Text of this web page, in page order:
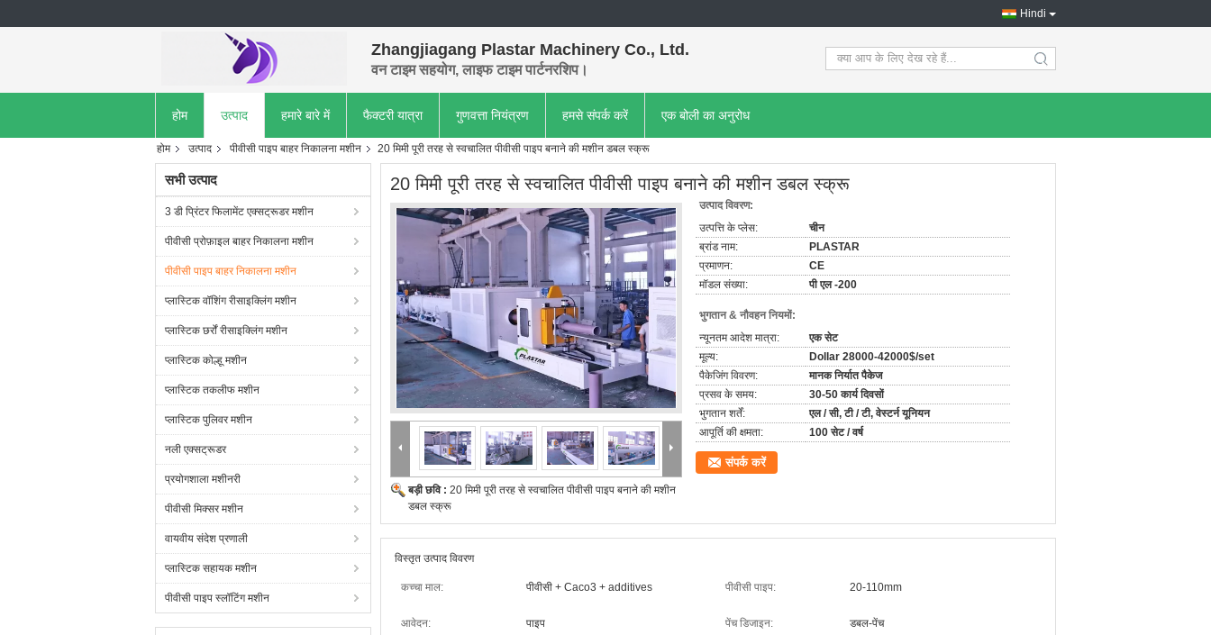
Hindi
Zhangjiagang Plastar Machinery Co., Ltd.
वन टाइम सहयोग, लाइफ टाइम पार्टनरशिप। search
होम उत्पाद हमारे बारे में फैक्टरी यात्रा गुणवत्ता नियंत्रण हमसे संपर्क करें एक बोली का अनुरोध
होम उत्पाद पीवीसी पाइप बाहर निकालना मशीन 20 मिमी पूरी तरह से स्वचालित पीवीसी पाइप बनाने की मशीन डबल स्क्रू
सभी उत्पाद
3 डी प्रिंटर फिलामेंट एक्सट्रूडर मशीन
पीवीसी प्रोफ़ाइल बाहर निकालना मशीन
पीवीसी पाइप बाहर निकालना मशीन
प्लास्टिक वॉशिंग रीसाइक्लिंग मशीन
प्लास्टिक छर्रों रीसाइक्लिंग मशीन
प्लास्टिक कोल्हू मशीन
प्लास्टिक तकलीफ मशीन
प्लास्टिक पुलिवर मशीन
नली एक्सट्रूडर
प्रयोगशाला मशीनरी
पीवीसी मिक्सर मशीन
वायवीय संदेश प्रणाली
प्लास्टिक सहायक मशीन
पीवीसी पाइप स्लॉटिंग मशीन
20 मिमी पूरी तरह से स्वचालित पीवीसी पाइप बनाने की मशीन डबल स्क्रू
बड़ी छवि : 20 मिमी पूरी तरह से स्वचालित पीवीसी पाइप बनाने की मशीन
डबल स्क्रू
उत्पाद विवरण:
उत्पत्ति के प्लेस:
चीन
ब्रांड नाम:
PLASTAR
प्रमाणन:
CE
मॉडल संख्या:
पी एल -200
भुगतान & नौवहन नियमों:
न्यूनतम आदेश मात्रा:
एक सेट
मूल्य:
Dollar 28000-42000$/set
पैकेजिंग विवरण:
मानक निर्यात पैकेज
प्रसव के समय:
30-50 कार्य दिवसों
भुगतान शर्तें:
एल / सी, टी / टी, वेस्टर्न यूनियन
आपूर्ति की क्षमता:
100 सेट / वर्ष
संपर्क करें
विस्तृत उत्पाद विवरण
कच्चा माल: पीवीसी + Caco3 + additives पीवीसी पाइप: 20-110mm
आवेदन: पाइप पेंच डिजाइन: डबल-पेंच